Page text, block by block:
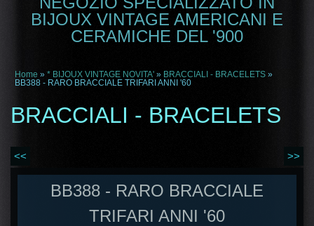
BIJOUX VINTAGE AMERICANI E
CERAMICHE DEL '900
Home » * BIJOUX VINTAGE NOVITA' » BRACCIALI - BRACELETS »
BB388 - RARO BRACCIALE TRIFARI ANNI '60
BRACCIALI - BRACELETS
<< >>
BB388 - RARO BRACCIALE
TRIFARI ANNI '60